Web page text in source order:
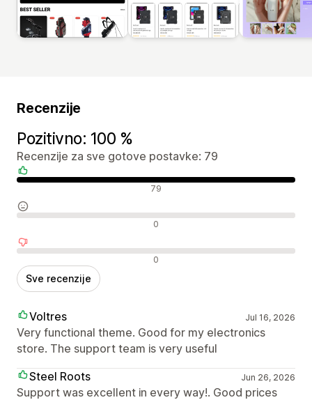
Recenzije
Pozitivno: 100 %
Recenzije za sve gotove postavke: 79
Pozitivne recenzije 79
Neutralne recenzije 0
Negativne recenzije 0
Sve recenzije
Voltres Jul 16, 2026
Very functional theme. Good for my electronics
store. The support team is very useful
Steel Roots
Jun 26, 2026
Support was excellent in every way!. Good prices